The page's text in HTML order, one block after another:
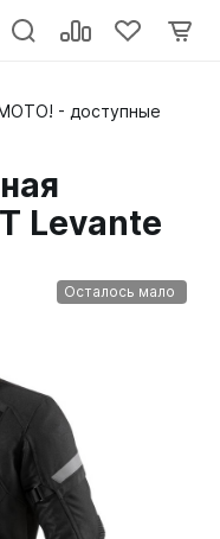
- доступные
Levante
Осталось мало